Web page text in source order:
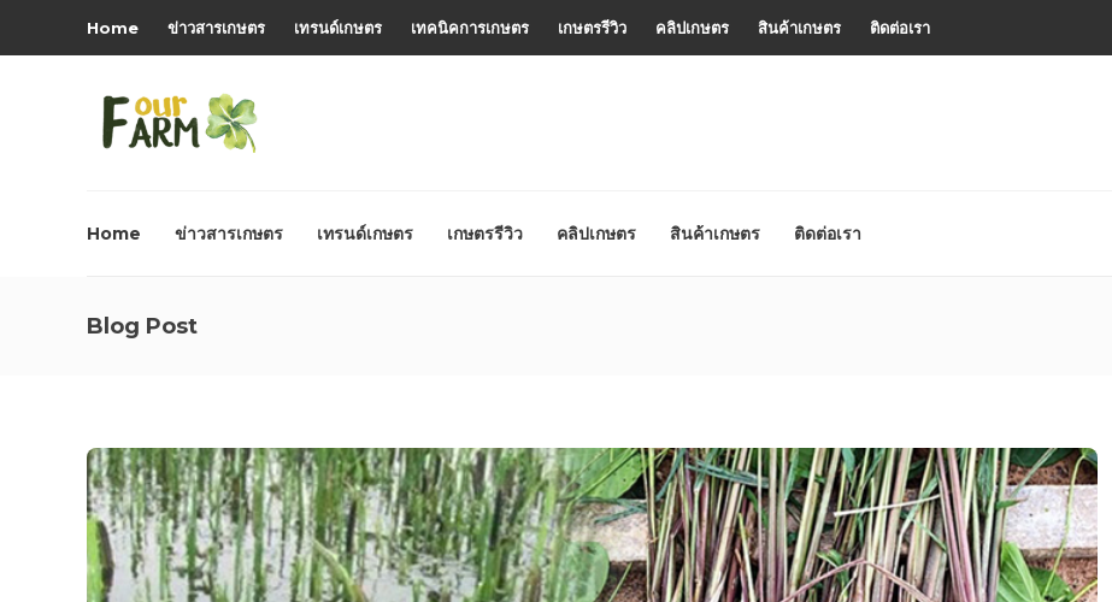
Home ข่าวสารเกษตร เทรนด์เกษตร เทคนิคการเกษตร เกษตรรีวิว คลิปเกษตร สินค้าเกษตร ติดต่อเรา
Home ข่าวสารเกษตร เทรนด์เกษตร เกษตรรีวิว คลิปเกษตร สินค้าเกษตร ติดต่อเรา
Blog Post